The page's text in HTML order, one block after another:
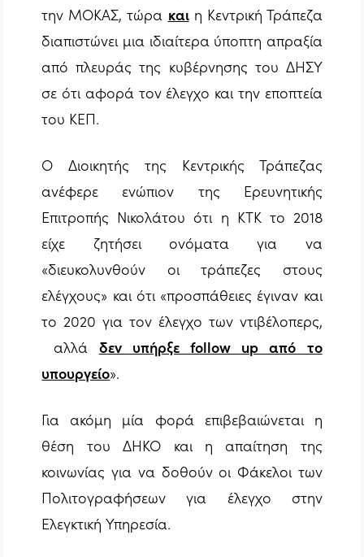
την ΜΟΚΑΣ, τώρα καιη Κεντρική Τράπεζα
διαπιστώνει μια ιδιαίτερα ύποπτη απραξία
από πλευράς της κυβέρνησης του ΔΗΣΥ
σε ότι αφορά τον έλεγχο και την εποπτεία
του ΚΕΠ.
Ο Διοικητής της Κεντρικής Τράπεζας
ανέφερε ενώπιον της Ερευνητικής
Επιτροπής Νικολάτου ότι η ΚΤΚ το 2018
είχε ζητήσει ονόματα για να
«διευκολυνθούν οι τράπεζες στους
ελέγχους» και ότι «προσπάθειες έγιναν και
το 2020 για τον έλεγχο των ντιβέλοπερς,
αλλά δεν υπήρξε follow up από το
υπουργείο».
Για ακόμη μία φορά επιβεβαιώνεται η
θέση του ΔΗΚΟ και η απαίτηση της
κοινωνίας για να δοθούν οι Φάκελοι των
Πολιτογραφήσεων για έλεγχο στην
Ελεγκτική Υπηρεσία.